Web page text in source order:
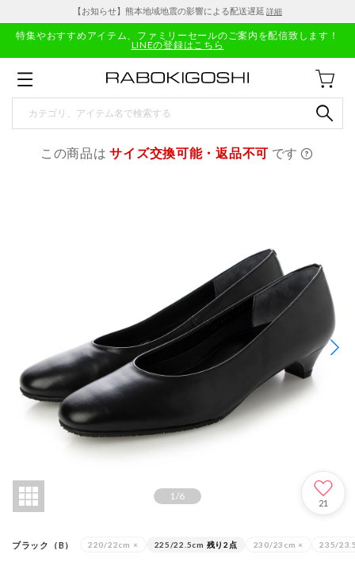
【お知らせ】熊本地域地震の影響による配送遅延 詳細
特集やおすすめアイテム、ファミリーセールのご案内を配信致します！
LINEの登録はこちら
この商品はサイズ交換可能・返品不可 です
1/6
21
ブラック（B） 220/22cm × 225/22.5cm 残り2点 230/23cm × 235/